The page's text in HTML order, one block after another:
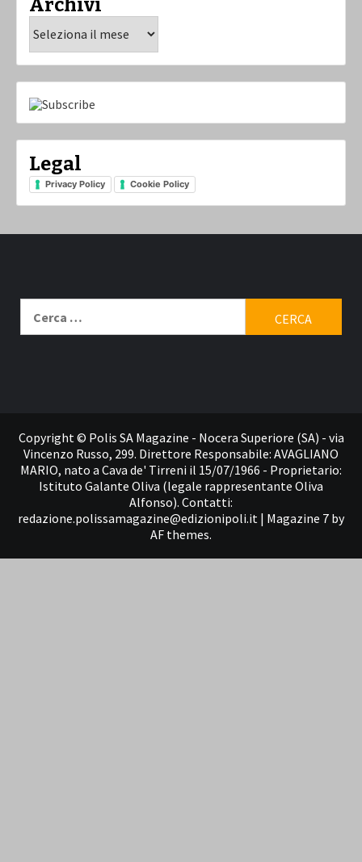
Archivi
Legal
Privacy Policy Cookie Policy
per:
Copyright © Polis SA Magazine - Nocera Superiore (SA) - via
Vincenzo Russo, 299. Direttore Responsabile: AVAGLIANO
MARIO, nato a Cava de' Tirreni il 15/07/1966 - Proprietario:
Istituto Galante Oliva (legale rappresentante Oliva
Alfonso). Contatti:
redazione.polissamagazine@edizionipoli.it | Magazine 7 by
AF themes.